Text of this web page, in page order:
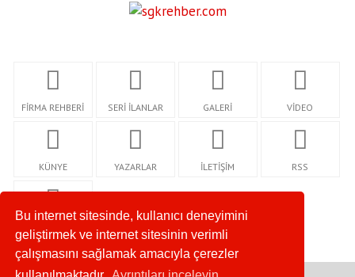
Bu internet sitesinde, kullanıcı deneyimini
geliştirmek ve internet sitesinin verimli
çalışmasını sağlamak amacıyla çerezler
FİRMA REHBERİ SERİ İLANLAR GALERİ VİDEO
KÜNYE YAZARLAR İLETİŞİM RSS